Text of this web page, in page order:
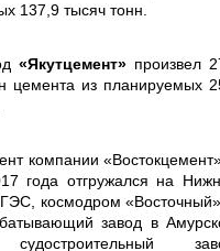
137,9 тысяч тонн.
«Якутцемент» произвел
цемента из планируемых
компании
года отгружался на
космодром
завод в